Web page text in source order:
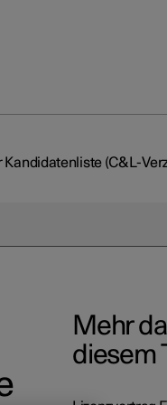
abonnieren
Kandidatenliste (C&L-
Mehr
diesem